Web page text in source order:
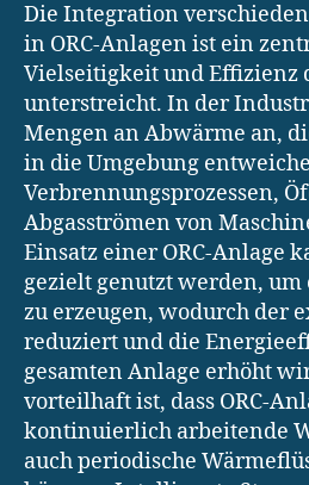
Die Integration
in ORC-Anlagen ist ein
Vielseitigkeit und Effizienz
unterstreicht. In der
Mengen an Abwärme an,
in die Umgebung
Verbrennungsprozessen,
Abgasströmen von
Einsatz einer ORC-Anlage
gezielt genutzt werden,
zu erzeugen, wodurch der
reduziert und die
gesamten Anlage erhöht
vorteilhaft ist, dass ORC-
kontinuierlich arbeitende
auch periodische